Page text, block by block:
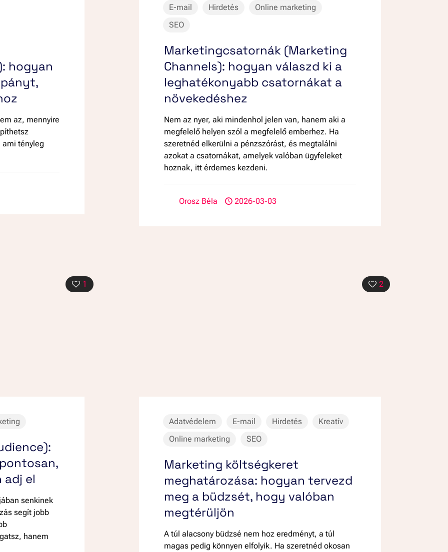
hogyan
az, mennyire
tényleg
E-mail Hirdetés
Online marketing
SEO
Marketingcsatornák (Marketing
Channels): hogyan válaszd ki a
leghatékonyabb csatornákat a
növekedéshez
Nem az nyer, aki mindenhol jelen van, hanem aki a
megfelelő helyen szól a megfelelő emberhez. Ha
szeretnéd elkerülni a pénzszórást, és megtalálni
azokat a csatornákat, amelyek valóban ügyfeleket
hoznak, itt érdemes kezdeni.
Orosz Béla 2026-03-03
1
adj el
senkinek
segít jobb
hanem
2
Adatvédelem E-mail Hirdetés
Kreatív
Online marketing
SEO
Marketing költségkeret
meghatározása: hogyan tervezd
meg a büdzsét, hogy valóban
megtérüljön
A túl alacsony büdzsé nem hoz eredményt, a túl
magas pedig könnyen elfolyik. Ha szeretnéd okosan